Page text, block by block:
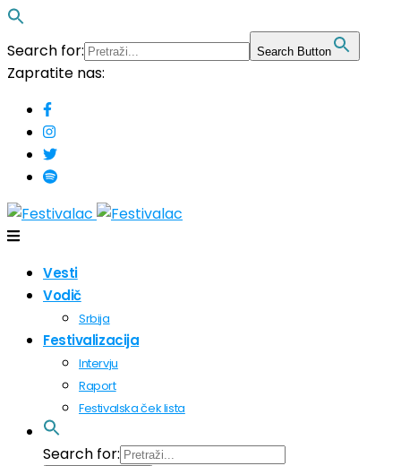
Search for: Search Button
Zapratite nas:
Vesti
Vodič
Srbija
Festivalizacija
Intervju
Raport
Festivalska ček lista
Search for: